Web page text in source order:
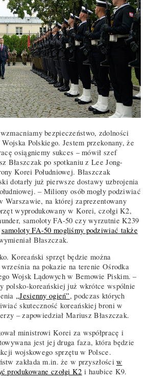
bezpieczeństwo, zdolności
Polskiego. Jestem przekonany, że
osiągniemy sukces – mówił szef
Błaszczak po spotkaniu z Lee Jong-
Korei Południowej. Błaszczak
dotarły już pierwsze dostawy uzbrojenia
– Miliony osób mogły podziwiać
Warszawie, na której zaprezentowany
wyprodukowany w Korei, czołgi K2,
samoloty FA-50 czy wyrzutnie K239
samoloty FA-50 mogliśmy podziwiać także
Błaszczak.
Koreański sprzęt będzie można
na pokazie na terenie Ośrodka
Wojsk Lądowych w Bemowie Piskim. –
polsko-koreańskiej już wkrótce wspólnie
„Jesienny ogień”, podczas których
skuteczność koreańskiej broni w
– zapowiedział Mariusz Błaszczak.
ministrowi Korei za współpracę i
jest jej druga faza, która będzie
wojskowego sprzętu w Polsce.
zakłada m.in. że w przyszłościw
produkowane czołgi K2 i haubice K9.